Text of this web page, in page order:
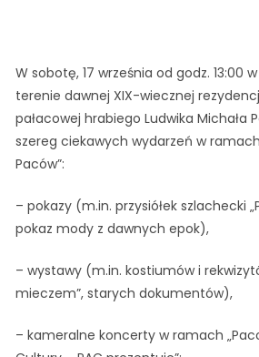
W sobotę, 17 września od godz. 13:00
terenie dawnej XIX-wiecznej
pałacowej hrabiego Ludwika Michała
szereg ciekawych wydarzeń w
Paców”:
– pokazy (m.in. przysiółek szlachecki
pokaz mody z dawnych epok),
– wystawy (m.in. kostiumów i
mieczem”, starych dokumentów),
– kameralne koncerty w ramach